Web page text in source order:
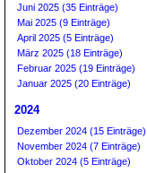
Juni 2025 (35 Einträge)
Mai 2025 (9 Einträge)
April 2025 (5 Einträge)
März 2025 (18 Einträge)
Februar 2025 (19 Einträge)
Januar 2025 (20 Einträge)
2024
Dezember 2024 (15 Einträge)
November 2024 (7 Einträge)
Oktober 2024 (5 Einträge)